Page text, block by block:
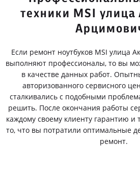
техники MSI
Если ремонт ноутбуков MSI улица
выполняют профессионалы, то вы
в качестве данных работ.
авторизованного сервисного
сталкивались с подобными
решить. После окончания работы
каждому своему клиенту гарантию
то, что вы потратили оптимальные
ремонт.